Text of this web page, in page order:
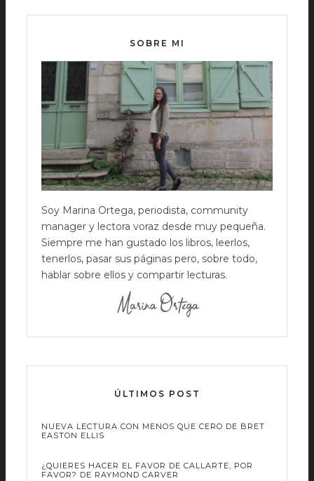
SOBRE MI
Soy Marina Ortega, periodista, community
manager y lectora voraz desde muy pequeña.
Siempre me han gustado los libros, leerlos,
tenerlos, pasar sus páginas pero, sobre todo,
hablar sobre ellos y compartir lecturas.
ÚLTIMOS POST
NUEVA LECTURA CON MENOS QUE CERO DE BRET
EASTON ELLIS
¿QUIERES HACER EL FAVOR DE CALLARTE, POR
FAVOR? DE RAYMOND CARVER